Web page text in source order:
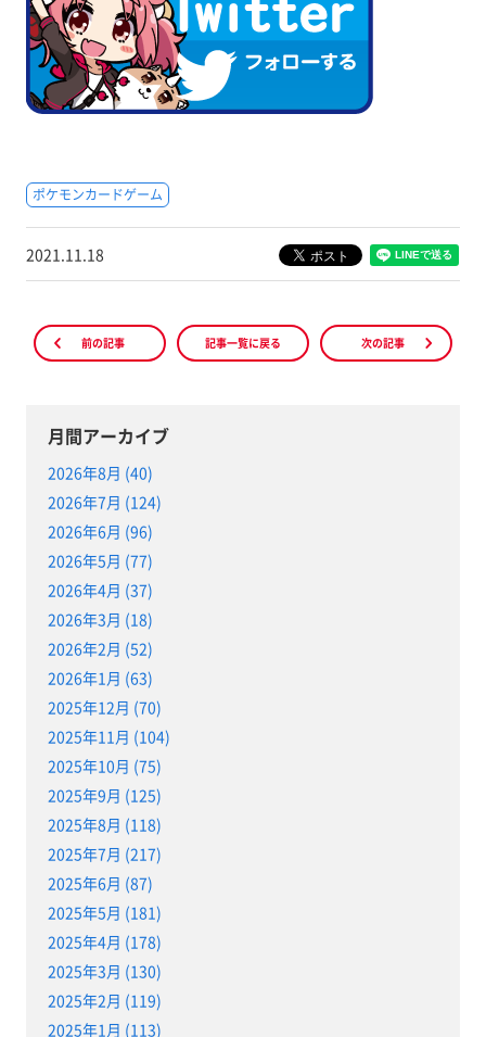
ポケモンカードゲーム
2021.11.18
前の記事 記事一覧に戻る 次の記事
月間アーカイブ
2026年8月 (40)
2026年7月 (124)
2026年6月 (96)
2026年5月 (77)
2026年4月 (37)
2026年3月 (18)
2026年2月 (52)
2026年1月 (63)
2025年12月 (70)
2025年11月 (104)
2025年10月 (75)
2025年9月 (125)
2025年8月 (118)
2025年7月 (217)
2025年6月 (87)
2025年5月 (181)
2025年4月 (178)
2025年3月 (130)
2025年2月 (119)
2025年1月 (113)